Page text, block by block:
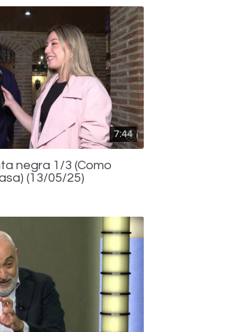
7:44
negra 1/3 (Como
(13/05/25)